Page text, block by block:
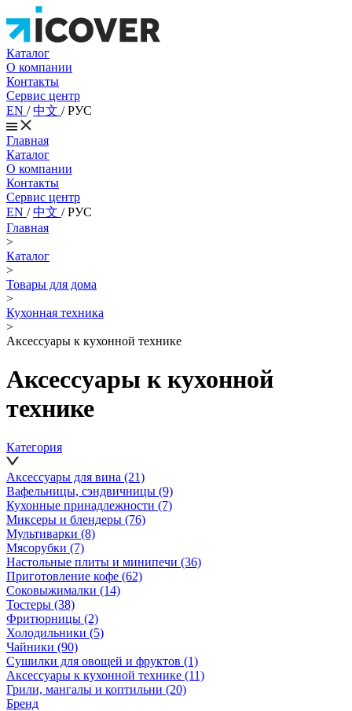
Каталог
О компании
Контакты
Сервис центр
EN /中文 /РУС
Главная
Каталог
О компании
Контакты
Сервис центр
EN /中文 /РУС
Главная
>
Каталог
>
Товары для дома
>
Кухонная техника
>
Аксессуары к кухонной технике
Аксессуары к кухонной
технике
Категория
Аксессуары для вина (21)
Вафельницы, сэндвичницы (9)
Кухонные принадлежности (7)
Миксеры и блендеры (76)
Мультиварки (8)
Мясорубки (7)
Настольные плиты и минипечи (36)
Приготовление кофе (62)
Соковыжималки (14)
Тостеры (38)
Фритюрницы (2)
Холодильники (5)
Чайники (90)
Сушилки для овощей и фруктов (1)
Аксессуары к кухонной технике (11)
Грили, мангалы и коптильни (20)
Бренд